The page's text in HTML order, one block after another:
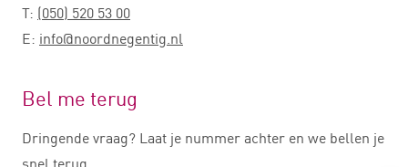
T: (050) 520 53 00
E: info@noordnegentig.nl
Bel me terug
Dringende vraag? Laat je nummer achter en we bellen je
snel terug.